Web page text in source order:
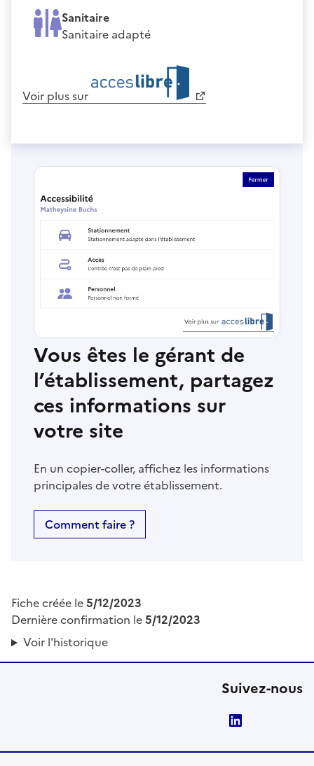
Sanitaire
Sanitaire adapté
Voir plus sur
Vous êtes le gérant de
l’établissement, partagez
ces informations sur
votre site
En un copier-coller, affichez les informations
principales de votre établissement.
Comment faire ?
Fiche créée le5/12/2023
Dernière confirmation le5/12/2023
Voir l'historique
Suivez-nous